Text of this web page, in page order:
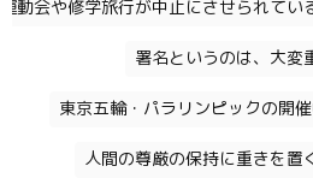
動会や修学旅行が中止にさせられて
署名というのは、大変
東京五輪・パラリンピックの開
人間の尊厳の保持に重きを置